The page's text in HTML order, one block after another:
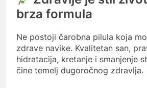
brza formula
Ne postoji čarobna pilula koja
zdrave navike. Kvalitetan san,
hidratacija, kretanje i smanjenje
čine temelj dugoročnog zdravlja.